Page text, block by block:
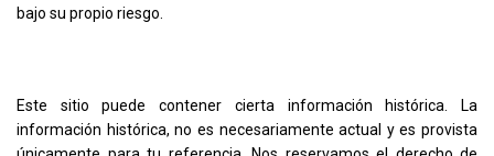
bajo su propio riesgo.
Este sitio puede contener cierta información histórica. La
información histórica, no es necesariamente actual y es provista